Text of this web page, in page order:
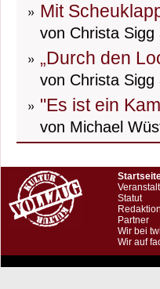
Mit
von Christa
„Durch den
von Christa
"Es ist ein
von Michael
Statut
Redaktion
Partner
Wir bei
Wir auf